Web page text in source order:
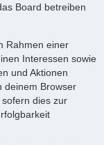
Board betreiben
Rahmen einer
Interessen sowie
und Aktionen
deinem Browser
dies zur